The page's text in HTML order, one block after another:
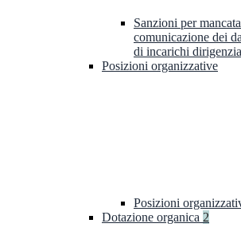
Sanzioni per
comunicazione dei
di incarichi
Posizioni organizzative
Posizioni
Dotazione organica 2